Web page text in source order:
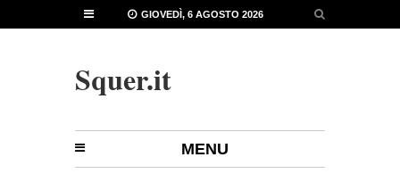
GIOVEDÌ, 6 AGOSTO 2026
Squer.it
MENU